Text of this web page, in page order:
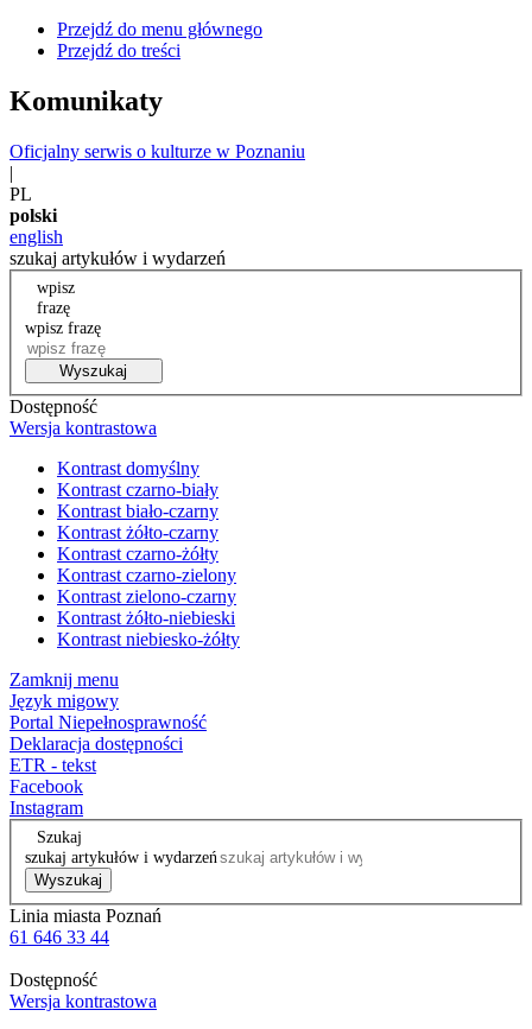
Przejdź do menu głównego
Przejdź do treści
Komunikaty
Oficjalny serwis o kulturze w Poznaniu
|
PL
polski
english
szukaj artykułów i wydarzeń
wpisz
frazę
wpisz frazę
Wyszukaj
Dostępność
Wersja kontrastowa
Kontrast domyślny
Kontrast czarno-biały
Kontrast biało-czarny
Kontrast żółto-czarny
Kontrast czarno-żółty
Kontrast czarno-zielony
Kontrast zielono-czarny
Kontrast żółto-niebieski
Kontrast niebiesko-żółty
Zamknij menu
Język migowy
Portal Niepełnosprawność
Deklaracja dostępności
ETR - tekst
Facebook
Instagram
Szukaj
szukaj artykułów i wydarzeń
Wyszukaj
Linia miasta Poznań
61 646 33 44
Dostępność
Wersja kontrastowa